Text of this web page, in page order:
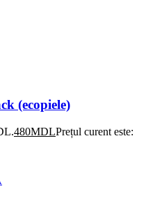
(ecopiele)
480MDLPrețul curent este: